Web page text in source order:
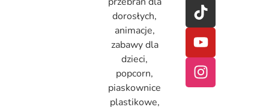
dorosłych,
animacje,
zabawy dla
dzieci,
popcorn,
piaskownice
plastikowe,